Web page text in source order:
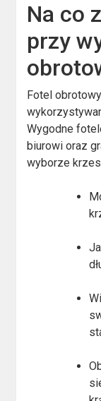
Na co
przy
Fotel
Wygodne
biurowi oraz
wyborze